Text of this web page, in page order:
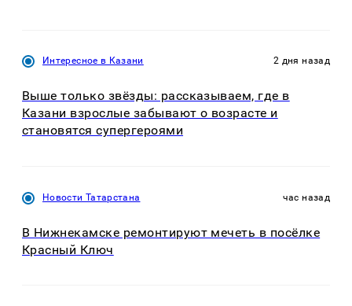
Интересное в Казани 2 дня назад
Выше только звёзды: рассказываем, где в
Казани взрослые забывают о возрасте и
становятся супергероями
Новости Татарстана час назад
В Нижнекамске ремонтируют мечеть в посёлке
Красный Ключ